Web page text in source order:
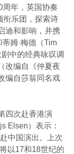
周年，英国协奏
衔乐团，探索诗
迪和影响，并携
姆·梅德（Tim
中的经典咏叹调
改编自《仲夏夜
编自莎翁同名戏
四次赴香港演
Elsen）表示：
中国演出。上次
以17和18世纪的